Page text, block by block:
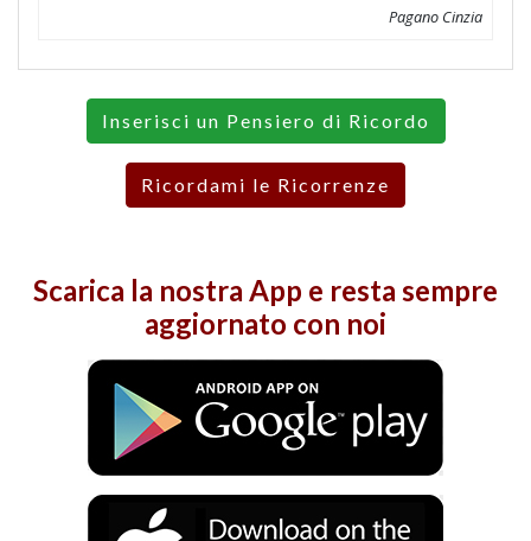
Pagano Cinzia
Inserisci un Pensiero di Ricordo
Ricordami le Ricorrenze
Scarica la nostra App e resta sempre
aggiornato con noi